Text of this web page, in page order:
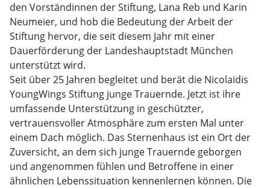
den Vorständinnen der Stiftung, Lana Reb und Karin
Neumeier, und hob die Bedeutung der Arbeit der
Stiftung hervor, die seit diesem Jahr mit einer
Dauerförderung der Landeshauptstadt München
unterstützt wird.
Seit über 25 Jahren begleitet und berät die Nicolaidis
YoungWings Stiftung junge Trauernde. Jetzt ist ihre
umfassende Unterstützung in geschützter,
vertrauensvoller Atmosphäre zum ersten Mal unter
einem Dach möglich. Das Sternenhaus ist ein Ort der
Zuversicht, an dem sich junge Trauernde geborgen
und angenommen fühlen und Betroffene in einer
ähnlichen Lebenssituation kennenlernen können. Die